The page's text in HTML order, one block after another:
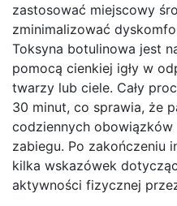
zastosować miejscowy
zminimalizować
Toksyna botulinowa jest
pomocą cienkiej igły w
twarzy lub ciele. Cały
30 minut, co sprawia, że
codziennych
zabiegu. Po zakończeniu
kilka wskazówek
aktywności fizycznej